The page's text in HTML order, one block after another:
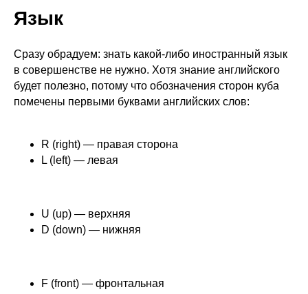
Язык
Сразу обрадуем: знать какой-либо иностранный язык
в совершенстве не нужно. Хотя знание английского
будет полезно, потому что обозначения сторон куба
помечены первыми буквами английских слов:
R (right) — правая сторона
L (left) — левая
U (up) — верхняя
D (down) — нижняя
F (front) — фронтальная